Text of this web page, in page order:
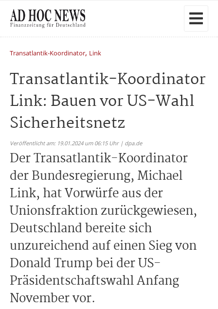
Transatlantik-Koordinator, Link
Transatlantik-Koordinator
Link: Bauen vor US-Wahl
Sicherheitsnetz
Veröffentlicht am: 19.01.2024 um 06:15 Uhr | dpa.de
Der Transatlantik-Koordinator
der Bundesregierung, Michael
Link, hat Vorwürfe aus der
Unionsfraktion zurückgewiesen,
Deutschland bereite sich
unzureichend auf einen Sieg von
Donald Trump bei der US-
Präsidentschaftswahl Anfang
November vor.